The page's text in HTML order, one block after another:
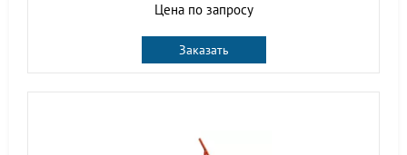
Цена по запросу
Заказать